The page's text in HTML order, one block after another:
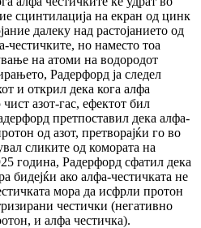
сцинтилација на екран од цинк
далеку над растојанието од
честичките, но наместо тоа
на атоми на водородот
Радерфорд ја следел
и открил дека кога алфа
азот-гас, ефектот бил
претпоставил дека алфа-
од азот, претворајќи го во
сликите од комората на
година, Радерфорд сфатил дека
бидејќи ако алфа-честичката не
мора да исфрли протон
честички (негативно
и алфа честичка).